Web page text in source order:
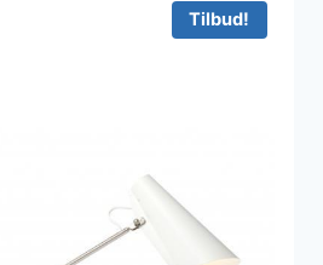
Tilbud!